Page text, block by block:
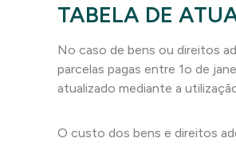
TABELA DE
No caso de bens ou direitos
parcelas pagas entre 1o de
atualizado mediante a
O custo dos bens e direitos